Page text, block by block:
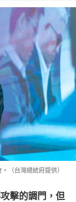
（台灣總統府提供）
擊的調門，但